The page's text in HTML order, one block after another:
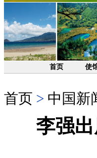
首页 使
首页 > 中国新
李强